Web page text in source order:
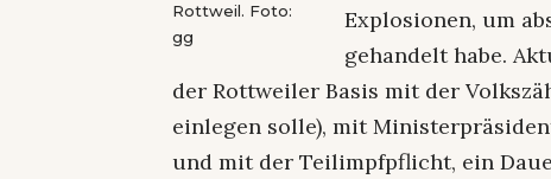
Rottweil. Foto:
gg
Explosionen, um
gehandelt habe.
der Rottweiler Basis mit der
einlegen solle), mit
und mit der Teilimpfpflicht, ein